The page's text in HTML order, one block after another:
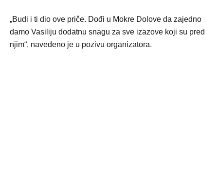
„Budi i ti dio ove priče. Dođi u Mokre Dolove da zajedno
damo Vasiliju dodatnu snagu za sve izazove koji su pred
njim“, navedeno je u pozivu organizatora.